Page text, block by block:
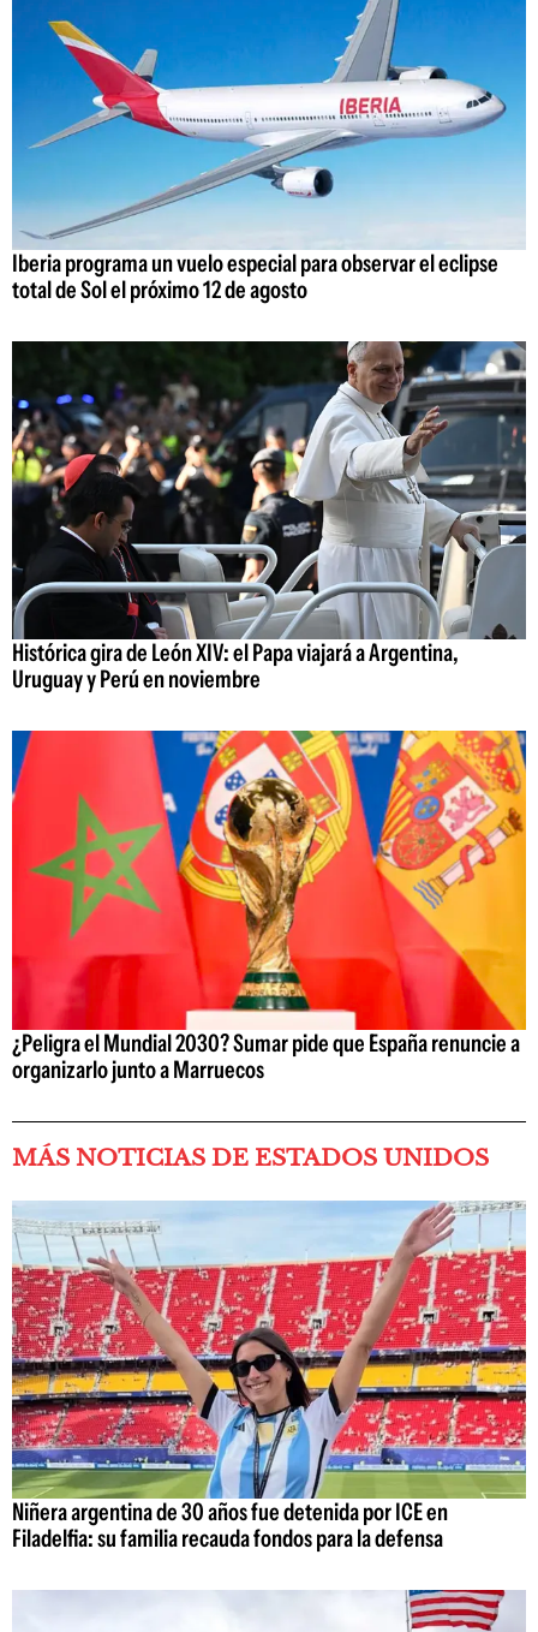
Iberia programa un vuelo especial para observar el eclipse
total de Sol el próximo 12 de agosto
Histórica gira de León XIV: el Papa viajará a Argentina,
Uruguay y Perú en noviembre
¿Peligra el Mundial 2030? Sumar pide que España renuncie a
organizarlo junto a Marruecos
MÁS NOTICIAS DE ESTADOS UNIDOS
Niñera argentina de 30 años fue detenida por ICE en
Filadelfia: su familia recauda fondos para la defensa